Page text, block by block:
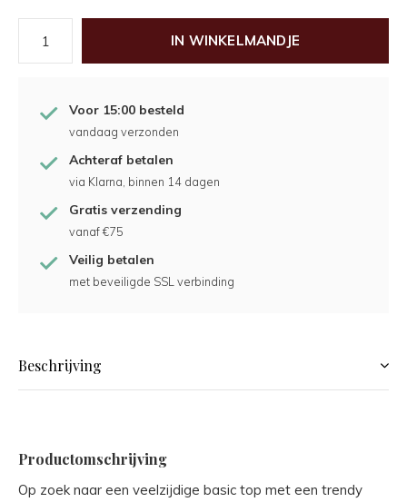
IN WINKELMANDJE
Voor 15:00 besteld
vandaag verzonden
Achteraf betalen
via Klarna, binnen 14 dagen
Gratis verzending
vanaf €75
Veilig betalen
met beveiligde SSL verbinding
Beschrijving
Productomschrijving
Op zoek naar een veelzijdige basic top met een trendy